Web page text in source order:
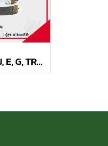
TOYOTA YARIS J, E, G, TRD 1.2L ปี 2013 TRW ก้ามเบรค (หลัง)